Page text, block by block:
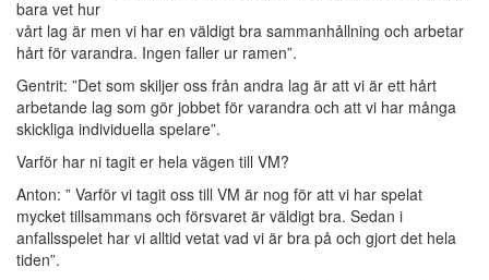
bara vet hur
vårt lag är men vi har en väldigt bra sammanhållning och arbetar
hårt för varandra. Ingen faller ur ramen”.
Gentrit: ”Det som skiljer oss från andra lag är att vi är ett hårt
arbetande lag som gör jobbet för varandra och att vi har många
skickliga individuella spelare”.
Varför har ni tagit er hela vägen till VM?
Anton: ” Varför vi tagit oss till VM är nog för att vi har spelat
mycket tillsammans och försvaret är väldigt bra. Sedan i
anfallsspelet har vi alltid vetat vad vi är bra på och gjort det hela
tiden”.